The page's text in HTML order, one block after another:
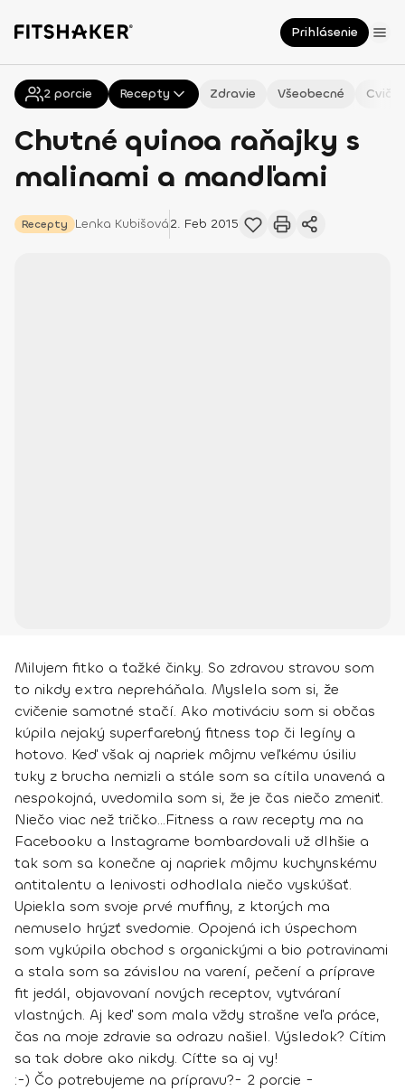
Prihlásenie
Všetky Recepty Zdravie Všeobecné
Chutné quinoa raňajky s
malinami a mandľami
Recepty Lenka Kubišová2. Feb 2015
2 porcie
Milujem fitko a ťažké činky. So zdravou stravou som
to nikdy extra nepreháňala. Myslela som si, že
cvičenie samotné stačí. Ako motiváciu som si občas
kúpila nejaký superfarebný fitness top či legíny a
hotovo. Keď však aj napriek môjmu veľkému úsiliu
tuky z brucha nemizli a stále som sa cítila unavená a
nespokojná, uvedomila som si, že je čas niečo zmeniť.
Niečo viac než tričko…Fitness a raw recepty ma na
Facebooku a Instagrame bombardovali už dlhšie a
tak som sa konečne aj napriek môjmu kuchynskému
antitalentu a lenivosti odhodlala niečo vyskúšať.
Upiekla som svoje prvé muffiny, z ktorých ma
nemuselo hrýzť svedomie. Opojená ich úspechom
som vykúpila obchod s organickými a bio potravinami
a stala som sa závislou na varení, pečení a príprave
fit jedál, objavovaní nových receptov, vytváraní
vlastných. Aj keď som mala vždy strašne veľa práce,
čas na moje zdravie sa odrazu našiel. Výsledok? Cítim
sa tak dobre ako nikdy. Cíťte sa aj vy!
:-) Čo potrebujeme na prípravu?- 2 porcie -